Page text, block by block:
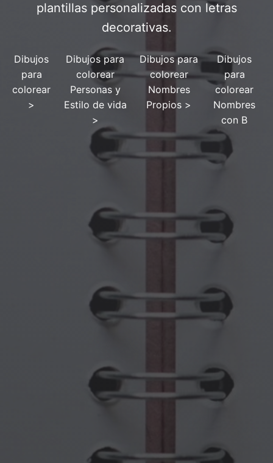
plantillas personalizadas con letras
decorativas.
Dibujos
para
colorear
>
Dibujos para
colorear
Personas y
Estilo de vida
>
Dibujos para
colorear
Nombres
Propios >
Dibujos
para
colorear
Nombres
con B